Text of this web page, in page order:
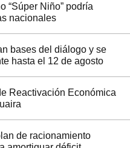
“Súper Niño” podría
nacionales
bases del diálogo y se
hasta el 12 de agosto
Reactivación Económica
de racionamiento